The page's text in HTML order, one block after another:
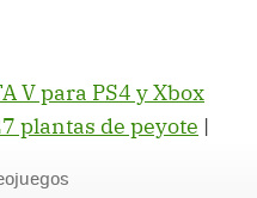
V para PS4 y Xbox
plantas de peyote |